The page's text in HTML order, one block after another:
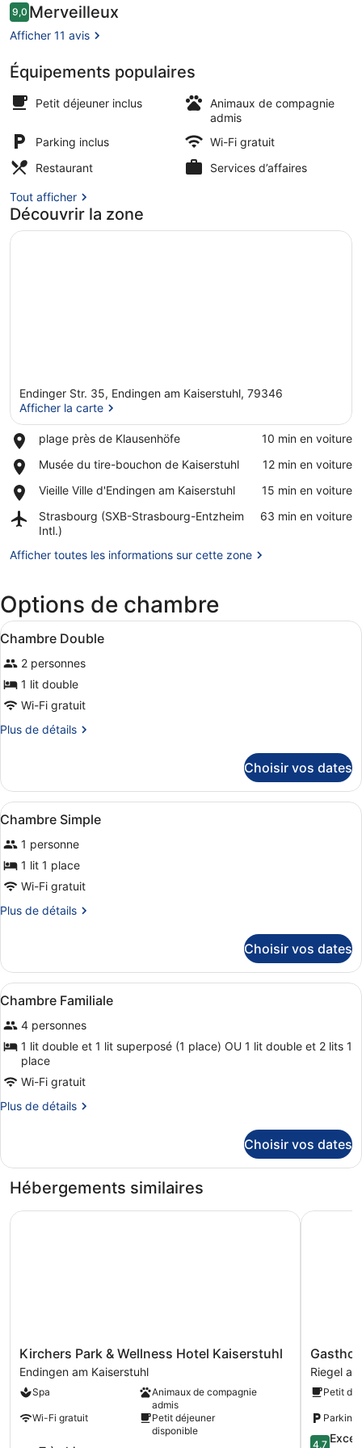
Entrée intérieure
Avis
voyageurs
9,09,0 sur 10
Merveilleux
Afficher 11 avis
Équipements populaires
Petit déjeuner inclus
Animaux de compagnie
admis
Parking inclus
Wi-Fi gratuit
Restaurant
Services d’affaires
Tout afficher
Découvrir la zone
Endinger Str. 35, Endingen am Kaiserstuhl, 79346
Afficher la carte
plage près de Klausenhöfe
Place,
près
Klausenhöfe
‪10 min en voiture‬
Musée du tire-bouchon de Kaiserstuhl
Place,
du
bouchon
de
Kaiserstuhl
‪12 min en voiture‬
Vieille Ville d'Endingen am Kaiserstuhl
Place,
Ville
d'Endingen
Kaiserstuhl
‪15 min en voiture‬
Strasbourg (SXB-Strasbourg-Entzheim
Intl.)
Airport,
Strasbourg
Strasbourg-
‪63 min en voiture‬
Afficher toutes les informations sur cette zone
Options de chambre
Afficher
toutes
les
photos
pour
ce
type
chambre :
Chambre
Double
Chambre Double | Coffres-forts
6
Chambre Double
2 personnes
1 lit double
Wi-Fi gratuit
Plus de détails
Plus
le
type
de
Chambre
Double
Choisir vos dates
Afficher
toutes
les
photos
pour
ce
type
chambre :
Chambre
Simple
Chambre Simple | Coffres-forts
1
Chambre Simple
1 personne
1 lit 1 place
Wi-Fi gratuit
Plus de détails
Plus
le
type
de
Chambre
Simple
Choisir vos dates
Afficher
toutes
les
photos
pour
ce
type
Chambre
Familiale
Coffres-forts dans les chambres,
3
Chambre Familiale
4 personnes
1 lit double et 1 lit superposé (1 place) OU 1 lit double et 2 lits 1
place
Wi-Fi gratuit
Plus de détails
Plus
le
de
Chambre
Choisir vos dates
Hébergements similaires
Kirchers
Park
&
Wellness
Kaiserstuhl
Kirchers Park & Wellness Hotel Kaiserstuhl
Endingen am Kaiserstuhl
Spa
Animaux de compagnie
admis
Wi-Fi gratuit
Petit déjeuner
disponible
Kirchers Park & Wellness Hotel Kaiserstuhl
Gasthof
Hotel
Kopf
Riegel
Riegel
Petit
Parking
4.7
4,7
Gasthof